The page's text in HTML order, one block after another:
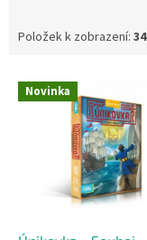
Položek k zobrazení: 34
V Novinka